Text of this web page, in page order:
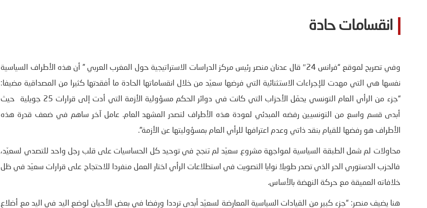
انقسامات حادة
وفي تصريح لموقع “فرانس 24″ قال عدنان منصر رئيس مركز الدراسات الاستراتيجية حول المغرب العربي ” أن هذه الأطراف السياسية
نفسها هي التي مهدت للإجراءات الاستثنائية التي فرضها سعيّد من خلال انقساماتها الحادة ما أفقدتها كثيرا من المصداقية مضيفا:
“جزء من الرأي العام التونسي يحمّل الأحزاب التي كانت في دوائر الحكم مسؤولية الأزمة التي أدت إلى قرارات 25 جويلية حيث
أبدى قسم واسع من التونسيين رفضه المبدئي لعودة هذه الأطراف لتصدر المشهد العام. عامل آخر ساهم في ضعف قدرة هذه
الأطراف هو رفضها للقيام بنقد ذاتي وعدم اعترافها للرأي العام بمسؤوليتها عن الأزمة”.
محاولات لم شمل الطبقة السياسية لمواجهة مشروع سعيّد لم تنجح في توحيد كل الحساسيات على قلب رجل واحد للتصدي لسعيّد،
فالحزب الدستوري الحر الذي تصدر طويلا نوايا التصويت في استطلاعات الرأي اختار العمل منفردا للاحتجاج على قرارات سعيّد في ظل
خلافاته العميقة مع حركة النهضة بالأساس.
هنا يضيف منصر: “جزء كبير من القيادات السياسية المعارضة لسعيّد أبدى ترددا ورفضا في بعض الأحيان لوضع اليد في اليد مع أضلاع